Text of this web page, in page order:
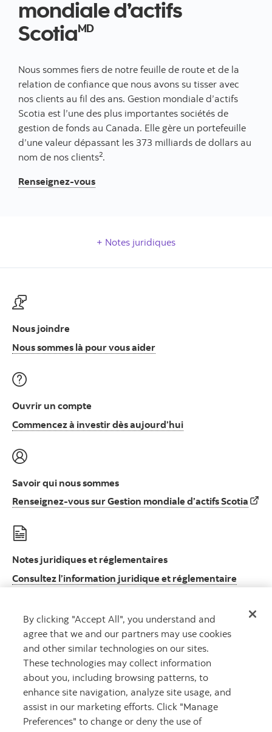
mondiale d’actifs
ScotiaMD
Nous sommes fiers de notre feuille de route et de la
relation de confiance que nous avons su tisser avec
nos clients au fil des ans. Gestion mondiale d’actifs
Scotia est l’une des plus importantes sociétés de
gestion de fonds au Canada. Elle gère un portefeuille
d’une valeur dépassant les 373 milliards de dollars au
nom de nos clients2.
Renseignez-vous
Notes juridiques
Nous joindre
Nous sommes là pour vous aiderNous sommes là pour
Ouvrir un compte
Commencez à investir dès aujourd’huiCommencez à
Savoir qui nous sommes
Renseignez-vous sur Gestion mondiale d’actifs Scotia
Notes juridiques et réglementaires
Consultez l’information juridique et réglementaire
Gestion mondiale d’actifs Scotia MDest un nom commercial utilisé par
Gestion d’actifs 1832 S.E.C., société en commandite dont le commandité
est détenu en propriété exclusive par la Banque Scotia.
Marque déposée de La Banque de Nouvelle-Écosse, utilisée sous
La Banque de Nouvelle-Écosse, 2026. Tous droits réservés.
By clicking "Accept All", you understand and
agree that we and our partners may use cookies
and other similar technologies on our sites.
These technologies may collect information
about you, including browsing patterns, to
enhance site navigation, analyze site usage, and
assist in our marketing efforts. Click "Manage
Preferences" to change or deny the use of